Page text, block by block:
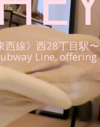
西線》西28丁目
Line,